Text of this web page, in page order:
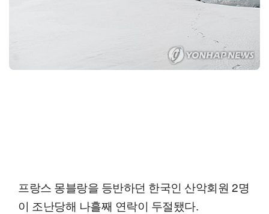
프랑스 몽블랑을 등반하던 한국인 산악회원 2명
이 조난당해 나흘째 연락이 두절됐다.